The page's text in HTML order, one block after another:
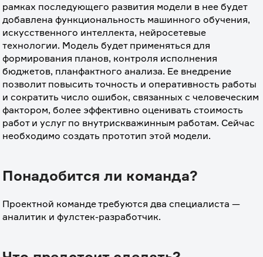
рамках последующего развития модели в нее будет
добавлена функциональность машинного обучения,
искусственного интеллекта, нейросетевые
технологии. Модель будет применяться для
формирования планов, контроля исполнения
бюджетов, планфактного анализа. Ее внедрение
позволит повысить точность и оперативность работы
и сократить число ошибок, связанных с человеческим
фактором, более эффективно оценивать стоимость
работ и услуг по внутрискважинным работам. Сейчас
необходимо создать прототип этой модели.
Понадобится ли команда?
Проектной команде требуются два специалиста —
аналитик и фулстек-разработчик.